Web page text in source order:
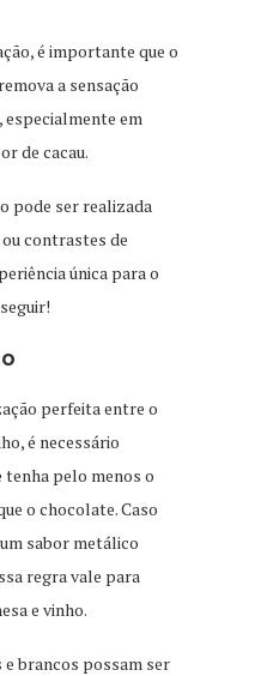
é importante que o
a sensação
em
de cacau.
pode ser realizada
contrastes de
única para o
perfeita entre o
é necessário
pelo menos o
o chocolate. Caso
sabor metálico
regra vale para
e vinho.
brancos possam ser